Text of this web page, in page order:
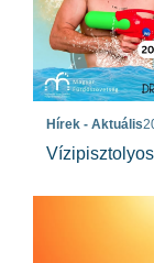
Hírek - Aktuális